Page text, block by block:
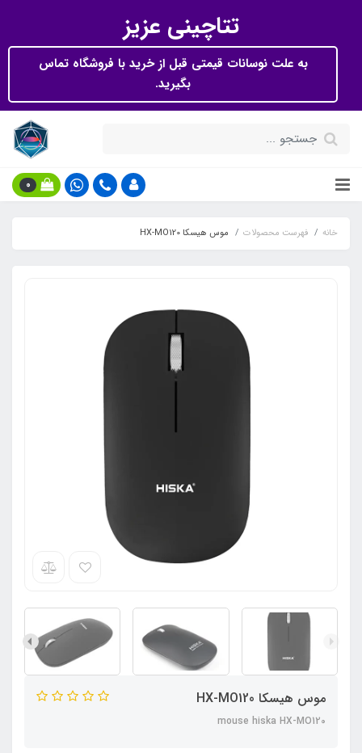
تتاچینی عزیز
به علت نوسانات قیمتی قبل از خرید با فروشگاه تماس
بگیرید.
0
خانه فهرست محصولات موس هیسکا HX-MO120
موس هیسکا HX-MO120
mouse hiska HX-MO120